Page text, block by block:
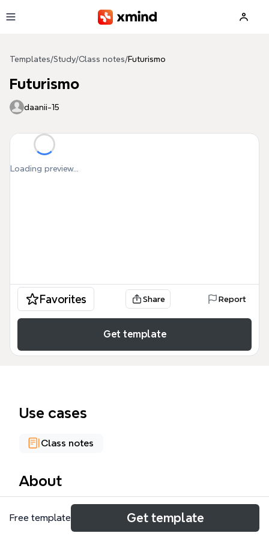
Templates/Study/Class notes/Futurismo
Futurismo
daanii-15
Loading preview...
Favorites Share Report
Get template
Use cases
Class notes
About
El Futurismo, surgido en Italia en 1909, fue un
movimiento vanguardista que exaltó el dinamismo, la
Free template Get template